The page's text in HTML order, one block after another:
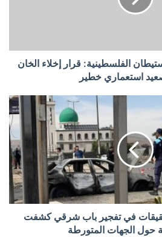
الفلسطينية: قرار إخلاء الخان
استعماري خطير
في تفجير باب شرقي كشفت
حول الجهات المتورطة